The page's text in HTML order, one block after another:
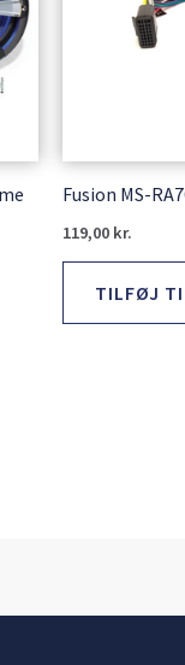
Fusion MS-
119,00 kr.
TILFØJ